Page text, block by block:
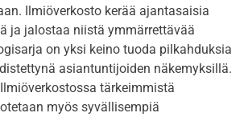
Ilmiöverkosto kerää ajantasaisia
ja jalostaa niistä ymmärrettävää
on yksi keino tuoda pilkahduksia
asiantuntijoiden näkemyksillä.
tärkeimmistä
myös syvällisempiä